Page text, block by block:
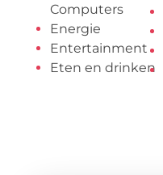
Computers
Energie
Entertainment
Eten en drinken